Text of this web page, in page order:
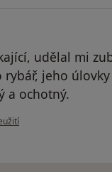
udělal mi
rybář, jeho
a ochotný.
uživatele Carlos-vděčný